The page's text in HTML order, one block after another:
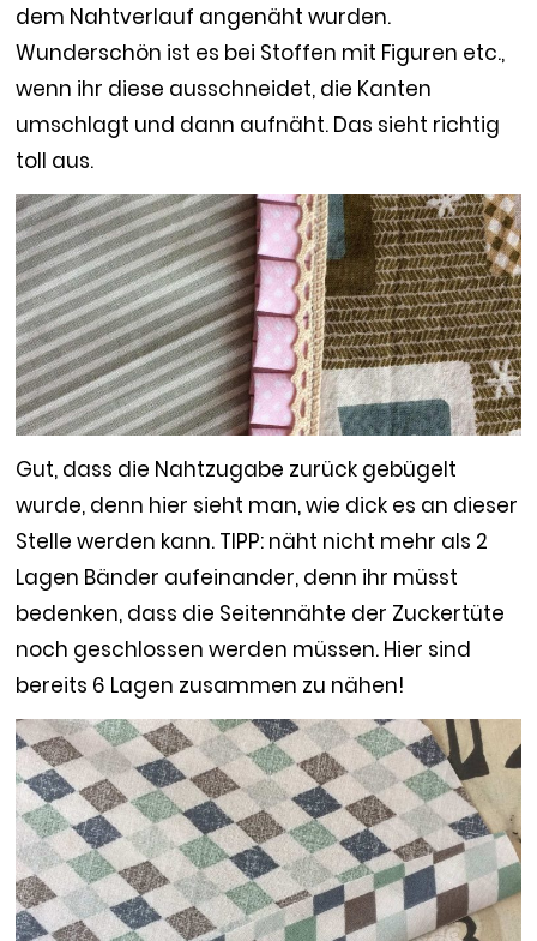
dem Nahtverlauf angenäht wurden.
Wunderschön ist es bei Stoffen mit Figuren etc.,
wenn ihr diese ausschneidet, die Kanten
umschlagt und dann aufnäht. Das sieht richtig
toll aus.
Gut, dass die Nahtzugabe zurück gebügelt
wurde, denn hier sieht man, wie dick es an dieser
Stelle werden kann. TIPP: näht nicht mehr als 2
Lagen Bänder aufeinander, denn ihr müsst
bedenken, dass die Seitennähte der Zuckertüte
noch geschlossen werden müssen. Hier sind
bereits 6 Lagen zusammen zu nähen!